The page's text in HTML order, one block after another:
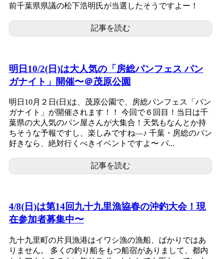
前千葉県県議の松下浩明氏が当選したそうですよー！
記事を読む
明日10/2(日)は大人気の「房総パンフェス パン
ガナイト」開催〜＠茂原公園
明日10月２日(日)は、茂原公園で、房総パンフェス「パン
ガナイト」が開催されます！！ 今回で６回目！当日は千
葉県の大人気のパン屋さんが大集合！天気もなんとか持
ちそうな予報ですし、楽しみですね―♪ 千葉・房総のパン
好きなら、絶対行くべきイベントですよ〜 パ...
記事を読む
4/8(日)は第14回九十九里漁協春の沖釣大会！現
在参加者募集中〜
九十九里町の片貝漁港はイワシ漁の漁船、ばかりではあ
りません。 多くの釣り船をもつ船宿がありまして、都内